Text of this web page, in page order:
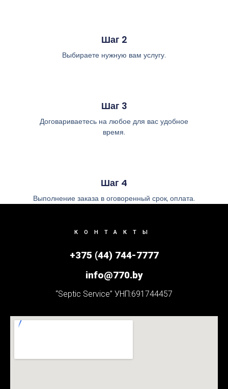
Шаг 2
Выбираете нужную вам услугу.
Шаг 3
Договариваетесь на любое для вас удобное
время.
Шаг 4
Выполнение заказа в оговоренный срок, оплата.
КОНТАКТЫ
+375 (44) 744-7777
info@770.by
“Septic Service” УНП:691744457